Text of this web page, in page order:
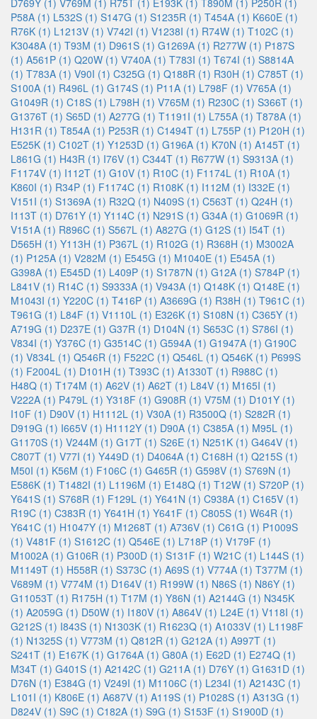
D769Y (1) V769M (1) R75T (1) E193K (1) T890M (1) P250R (1)
P58A (1) L532S (1) S147G (1) S1235R (1) T454A (1) K660E (1)
R76K (1) L1213V (1) V742I (1) V1238I (1) R74W (1) T102C (1)
K3048A (1) T93M (1) D961S (1) G1269A (1) R277W (1) P187S
(1) A561P (1) Q20W (1) V740A (1) T783I (1) T674I (1) S8814A
(1) T783A (1) V90I (1) C325G (1) Q188R (1) R30H (1) C785T (1)
S100A (1) R496L (1) G174S (1) P11A (1) L798F (1) V765A (1)
G1049R (1) C18S (1) L798H (1) V765M (1) R230C (1) S366T (1)
G1376T (1) S65D (1) A277G (1) T1191I (1) L755A (1) T878A (1)
H131R (1) T854A (1) P253R (1) C1494T (1) L755P (1) P120H (1)
E525K (1) C102T (1) Y1253D (1) G196A (1) K70N (1) A145T (1)
L861G (1) H43R (1) I76V (1) C344T (1) R677W (1) S9313A (1)
F1174V (1) I112T (1) G10V (1) R10C (1) F1174L (1) R10A (1)
K860I (1) R34P (1) F1174C (1) R108K (1) I112M (1) I332E (1)
V151I (1) S1369A (1) R32Q (1) N409S (1) C563T (1) Q24H (1)
I113T (1) D761Y (1) Y114C (1) N291S (1) G34A (1) G1069R (1)
V151A (1) R896C (1) S567L (1) A827G (1) G12S (1) I54T (1)
D565H (1) Y113H (1) P367L (1) R102G (1) R368H (1) M3002A
(1) P125A (1) V282M (1) E545G (1) M1040E (1) E545A (1)
G398A (1) E545D (1) L409P (1) S1787N (1) G12A (1) S784P (1)
L841V (1) R14C (1) S9333A (1) V943A (1) Q148K (1) Q148E (1)
M1043I (1) Y220C (1) T416P (1) A3669G (1) R38H (1) T961C (1)
T961G (1) L84F (1) V1110L (1) E326K (1) S108N (1) C365Y (1)
A719G (1) D237E (1) G37R (1) D104N (1) S653C (1) S786I (1)
V834I (1) Y376C (1) G3514C (1) G594A (1) G1947A (1) G190C
(1) V834L (1) Q546R (1) F522C (1) Q546L (1) Q546K (1) P699S
(1) F2004L (1) D101H (1) T393C (1) A1330T (1) R988C (1)
H48Q (1) T174M (1) A62V (1) A62T (1) L84V (1) M165I (1)
V222A (1) P479L (1) Y318F (1) G908R (1) V75M (1) D101Y (1)
I10F (1) D90V (1) H1112L (1) V30A (1) R3500Q (1) S282R (1)
D919G (1) I665V (1) H1112Y (1) D90A (1) C385A (1) M95L (1)
G1170S (1) V244M (1) G17T (1) S26E (1) N251K (1) G464V (1)
C807T (1) V77I (1) Y449D (1) D4064A (1) C168H (1) Q215S (1)
M50I (1) K56M (1) F106C (1) G465R (1) G598V (1) S769N (1)
E586K (1) T1482I (1) L1196M (1) E148Q (1) T12W (1) S720P (1)
Y641S (1) S768R (1) F129L (1) Y641N (1) C938A (1) C165V (1)
R19C (1) C383R (1) Y641H (1) Y641F (1) C805S (1) W64R (1)
Y641C (1) H1047Y (1) M1268T (1) A736V (1) C61G (1) P1009S
(1) V481F (1) S1612C (1) Q546E (1) L718P (1) V179F (1)
M1002A (1) G106R (1) P300D (1) S131F (1) W21C (1) L144S (1)
M1149T (1) H558R (1) S373C (1) A69S (1) V774A (1) T377M (1)
V689M (1) V774M (1) D164V (1) R199W (1) N86S (1) N86Y (1)
G11053T (1) R175H (1) T17M (1) Y86N (1) A2144G (1) N345K
(1) A2059G (1) D50W (1) I180V (1) A864V (1) L24E (1) V118I (1)
G212S (1) I843S (1) N1303K (1) R1623Q (1) A1033V (1) L1198F
(1) N1325S (1) V773M (1) Q812R (1) G212A (1) A997T (1)
S241T (1) E167K (1) G1764A (1) G80A (1) E62D (1) E274Q (1)
M34T (1) G401S (1) A2142C (1) G211A (1) D76Y (1) G1631D (1)
D76N (1) E384G (1) V249I (1) M1106C (1) L234I (1) A2143C (1)
L101I (1) K806E (1) A687V (1) A119S (1) P1028S (1) A313G (1)
D824V (1) S9C (1) C182A (1) S9G (1) S153F (1) S1900D (1)